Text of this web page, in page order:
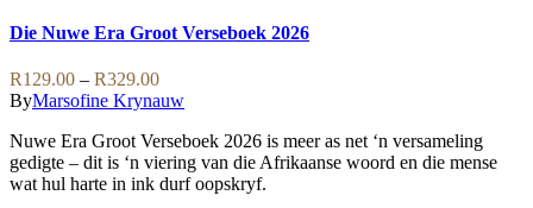
has
multiple
variants.
The
options
may
be
chosen
Die Nuwe Era Groot Verseboek 2026
R129.00 – R329.00Price
range:
through
R329.00
ByMarsofine Krynauw
Nuwe Era Groot Verseboek 2026 is meer as net ‘n versameling
gedigte – dit is ‘n viering van die Afrikaanse woord en die mense
wat hul harte in ink durf oopskryf.